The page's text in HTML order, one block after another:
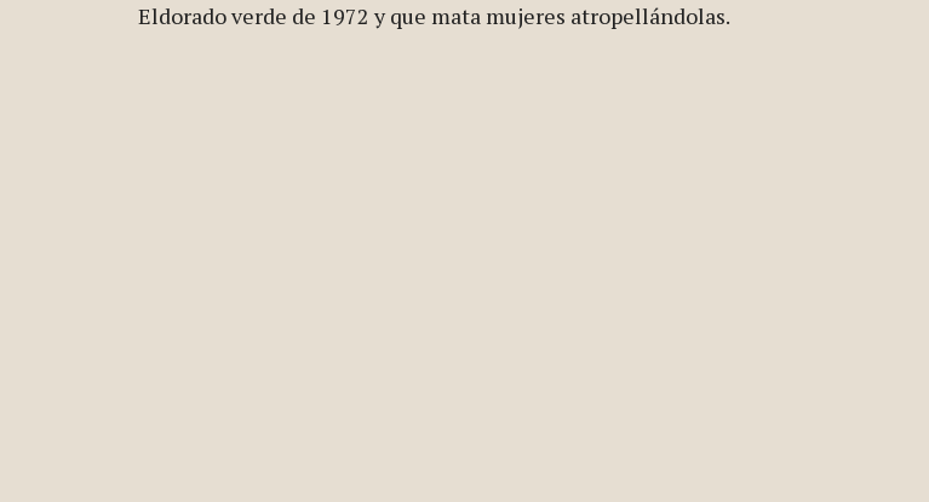
Eldorado verde de 1972 y que mata mujeres atropellándolas.